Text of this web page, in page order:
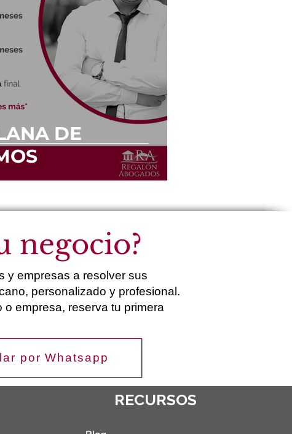
DE
negocio?
y empresas a resolver sus
personalizado y profesional.
empresa, reserva tu primera
por Whatsapp
RECURSOS